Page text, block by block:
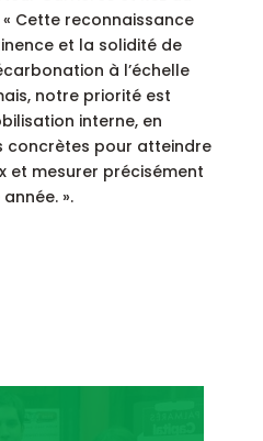
Cette reconnaissance
et la solidité de
à l’échelle
notre priorité est
interne, en
concrètes pour atteindre
et mesurer précisément
».